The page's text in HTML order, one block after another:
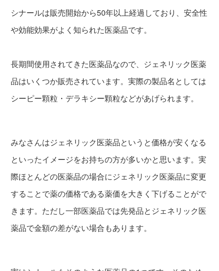
シナールは販売開始から50年以上経過しており、安全性
や効能効果がよく知られた医薬品です。
長期間使用されてきた医薬品なので、ジェネリック医薬
品はいくつか販売されています。実際の製品名としては
シーピー顆粒・デラキシー顆粒などがあげられます。
みなさんはジェネリック医薬品というと価格が安くなる
といったイメージをお持ちの方が多いかと思います。実
際ほとんどの医薬品の場合にジェネリック医薬品に変更
することで薬の価格である薬価を大きく下げることがで
きます。ただし一部医薬品では先発品とジェネリック医
薬品で金額の差がない場合もあります。